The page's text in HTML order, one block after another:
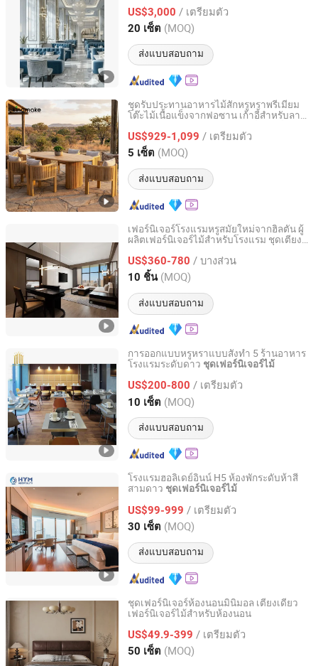
US$3,000 / เตรียมตัว
20 เซ็ต (MOQ)
ส่งแบบสอบถาม
Guangdong, China อัตราจาก 2020
ชุดรับประทานอาหารไม้สักหรูหราพรีเมียม
โต๊ะไม้เนื้อแข็งจากฟอซาน เก้าอี้สำหรับลาน
ภายนอกโรงแรม
US$929-1,099 / เตรียมตัว
5 เซ็ต (MOQ)
ส่งแบบสอบถาม
Foshan Kingmake Industry Co., Ltd.
Guangdong, China อัตราจาก 2025
เฟอร์นิเจอร์โรงแรมหรูสมัยใหม่จากฮิลตัน ผู้
ผลิตเฟอร์นิเจอร์ไม้สำหรับโรงแรม ชุดเตียง
US$360-780 / บางส่วน
10 ชิ้น (MOQ)
ส่งแบบสอบถาม
Shanghai Miaolian Industry Co., Ltd.
Shanghai, China อัตราจาก 2023
การออกแบบหรูหราแบบสั่งทำ 5 ร้านอาหาร
โรงแรมระดับดาว ชุดเฟอร์นิเจอร์ไม้
US$200-800 / เตรียมตัว
10 เซ็ต (MOQ)
ส่งแบบสอบถาม
FOSHAN H&P (DUGAO) FURNITURE CO., LTD
Guangdong, China อัตราจาก 2013
โรงแรมฮอลิเดย์อินน์ H5 ห้องพักระดับห้าสี่
สามดาว ชุดเฟอร์นิเจอร์ไม้
US$99-999 / เตรียมตัว
30 เซ็ต (MOQ)
ส่งแบบสอบถาม
Fuzhou Hyman Hospitality Trading Co., Ltd.
Fujian, China อัตราจาก 2019
ชุดเฟอร์นิเจอร์ห้องนอนมินิมอล เตียงเดี่ยว
เฟอร์นิเจอร์ไม้สำหรับห้องนอน
US$49.9-399 / เตรียมตัว
50 เซ็ต (MOQ)
Foshan Censo Home Co., Ltd
Guangdong, China อัตราจาก 2026